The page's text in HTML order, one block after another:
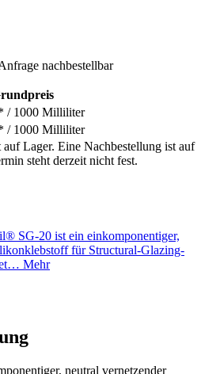
nachbestellbar
/ 1000 Milliliter
/ 1000 Milliliter
Lager. Eine Nachbestellung ist auf
steht derzeit nicht fest.
SG-20 ist ein einkomponentiger,
für Structural-Glazing-
Mehr
neutral vernetzender